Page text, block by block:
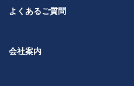
よくあるご質問
会社案内